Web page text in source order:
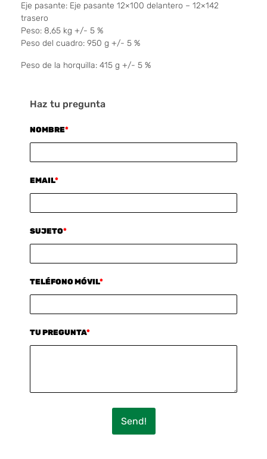
Eje pasante: Eje pasante 12×100 delantero – 12×142
trasero
Peso: 8,65 kg +/- 5 %
Peso del cuadro: 950 g +/- 5 %
Peso de la horquilla: 415 g +/- 5 %
Haz tu pregunta
NOMBRE*
EMAIL*
SUJETO*
TELÉFONO MÓVIL*
TU PREGUNTA*
Send!